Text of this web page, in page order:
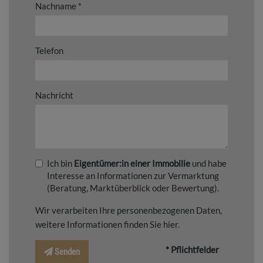
Nachname
Telefon
Nachricht
Ich bin Eigentümer:in einer Immobilie und habe
Interesse an Informationen zur Vermarktung
(Beratung, Marktüberblick oder Bewertung).
Wir verarbeiten Ihre personenbezogenen Daten,
weitere Informationen finden Sie hier.
Senden * Pflichtfelder